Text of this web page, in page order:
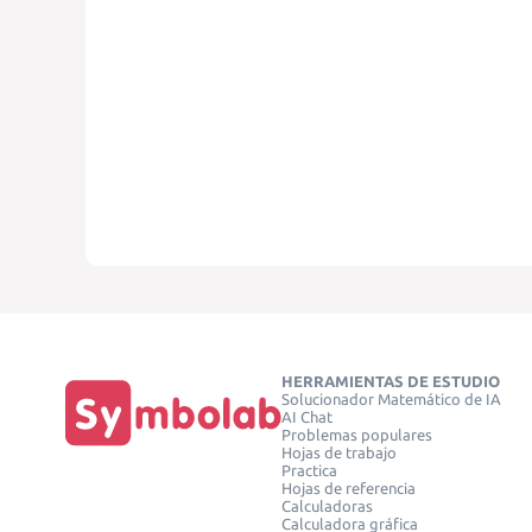
HERRAMIENTAS DE ESTUDIO
Solucionador Matemático de IA
AI Chat
Problemas populares
Hojas de trabajo
Practica
Hojas de referencia
Calculadoras
Calculadora gráfica